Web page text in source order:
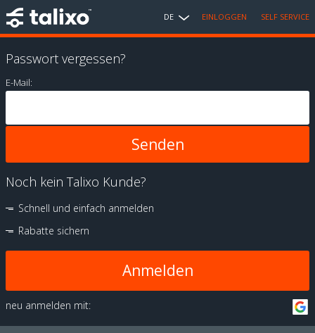
DE EINLOGGEN SELF SERVICE
Passwort vergessen?
E-Mail:
Noch kein Talixo Kunde?
Schnell und einfach anmelden
Rabatte sichern
Anmelden
neu anmelden mit: